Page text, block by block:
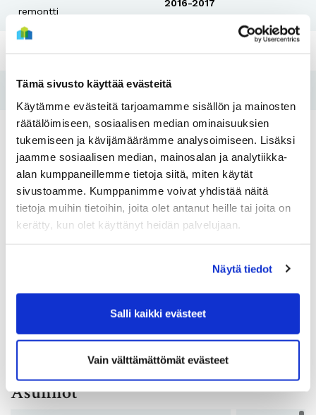
Tämä sivusto käyttää evästeitä
Käytämme evästeitä tarjoamamme sisällön ja mainosten
räätälöimiseen, sosiaalisen median ominaisuuksien
tukemiseen ja kävijämäärämme analysoimiseen. Lisäksi
jaamme sosiaalisen median, mainosalan ja analytiikka-
alan kumppaneillemme tietoja siitä, miten käytät
sivustoamme. Kumppanimme voivat yhdistää näitä
tietoja muihin tietoihin, joita olet antanut heille tai joita on
kerätty, kun olet käyttänyt heidän palvelujaan.
Näytä tiedot
Salli kaikki evästeet
Vain välttämättömät evästeet
remontti
2016-2017
Hissi Ei
Tulo- ja varallisuusraja Kyllä
Vapautuvia asuntoja
Lisää suosikkeihin Asuntosivu
Asunnot